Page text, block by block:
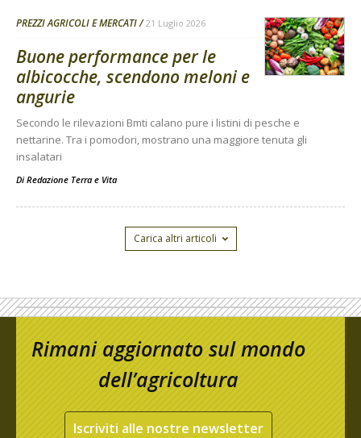
PREZZI AGRICOLI E MERCATI 21 Luglio 2026
Buone performance per le
albicocche, scendono meloni e
angurie
Secondo le rilevazioni Bmti calano pure i listini di pesche e
nettarine. Tra i pomodori, mostrano una maggiore tenuta gli
insalatari
Di Redazione Terra e Vita
Carica altri articoli
Rimani aggiornato sul mondo
dell’agricoltura
Iscriviti alle nostre newsletter